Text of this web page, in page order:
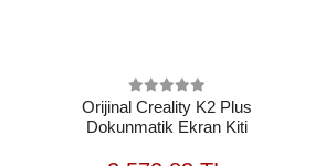
Orijinal Creality K2 Plus
Dokunmatik Ekran Kiti
SEPETE